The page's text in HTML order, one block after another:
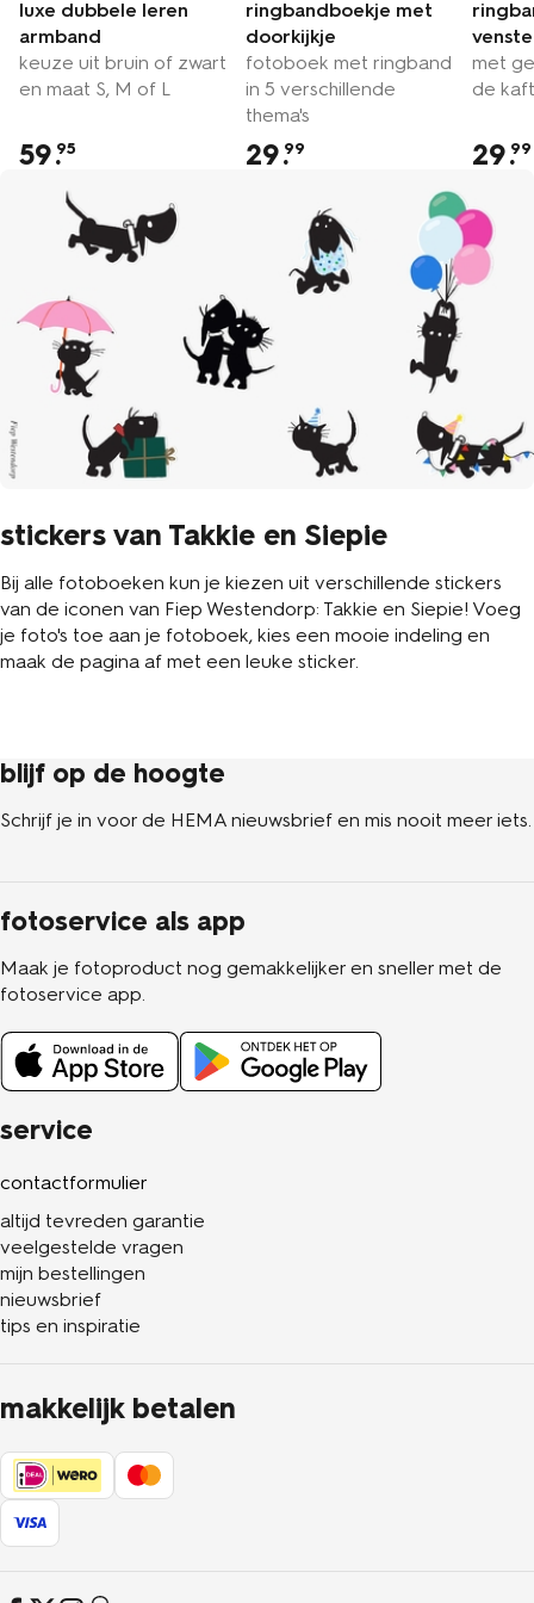
luxe dubbele leren
armband
keuze uit bruin of zwart
en maat S, M of L
59.95
ringbandboekje met
doorkijkje
fotoboek met ringband
in 5 verschillende
thema's
29.99
met
de kaft
29.99
stickers van Takkie en Siepie
Bij alle fotoboeken kun je kiezen uit verschillende stickers
van de iconen van Fiep Westendorp: Takkie en Siepie! Voeg
je foto's toe aan je fotoboek, kies een mooie indeling en
maak de pagina af met een leuke sticker.
service
contactformulier
altijd tevreden garantie
veelgestelde vragen
mijn bestellingen
nieuwsbrief
tips en inspiratie
makkelijk betalen
blijf op de hoogte
Schrijf je in voor de HEMA nieuwsbrief en mis nooit meer iets.
fotoservice als app
Maak je fotoproduct nog gemakkelijker en sneller met de
fotoservice app.